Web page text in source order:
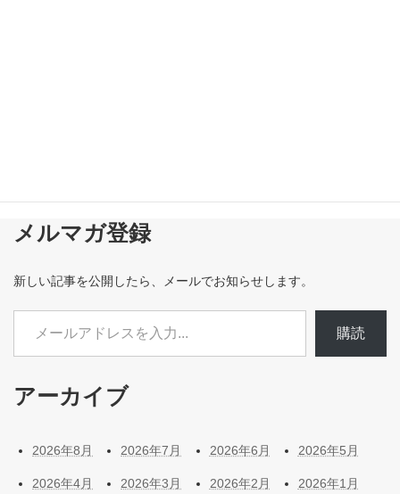
メルマガ登録
新しい記事を公開したら、メールでお知らせします。
メールアドレスを入力...
購読
アーカイブ
2026年8月 2026年7月 2026年6月 2026年5月
2026年4月 2026年3月 2026年2月 2026年1月